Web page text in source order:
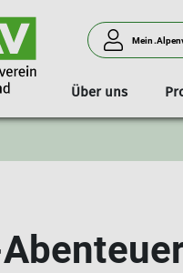
Über uns
Geschäftstelle
Klettern
Trainer*in
Programm